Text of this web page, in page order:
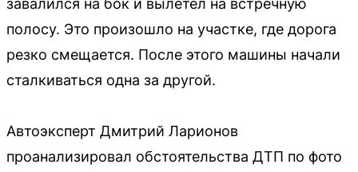
полосу. Это произошло на участке, где дорога
резко смещается. После этого машины начали
сталкиваться одна за другой.
Автоэксперт Дмитрий Ларионов
проанализировал обстоятельства ДТП по фото